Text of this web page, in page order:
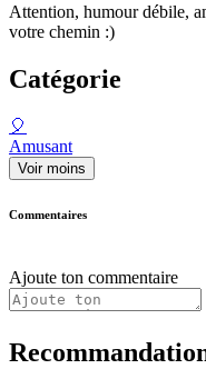
Attention, humour débile,
votre chemin :)
Catégorie
🎈
Amusant
Voir moins
Commentaires
Ajoute ton commentaire